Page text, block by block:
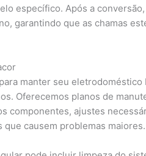
específico. Após a
garantindo que as chamas
manter seu eletrodoméstico
Oferecemos planos de
componentes, ajustes
causem problemas maiores.